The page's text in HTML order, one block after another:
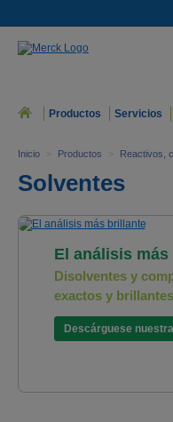
Productos Servicios
Inicio > Productos > Reactivos,
Solventes
El análisis
Disolventes y
exactos y brillantes
Descárguese